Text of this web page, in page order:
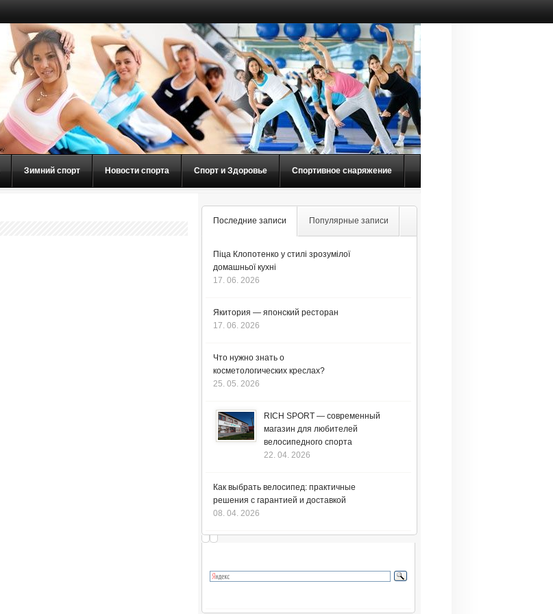
Зимний спорт Новости спорта Спорт и Здоровье Спортивное снаряжение
Последние записи Популярные записи
Піца Клопотенко у стилі зрозумілої
домашньої кухні
17. 06. 2026
Якитория — японский ресторан
17. 06. 2026
Что нужно знать о
косметологических креслах?
25. 05. 2026
RICH SPORT — современный
магазин для любителей
велосипедного спорта
22. 04. 2026
Как выбрать велосипед: практичные
решения с гарантией и доставкой
08. 04. 2026